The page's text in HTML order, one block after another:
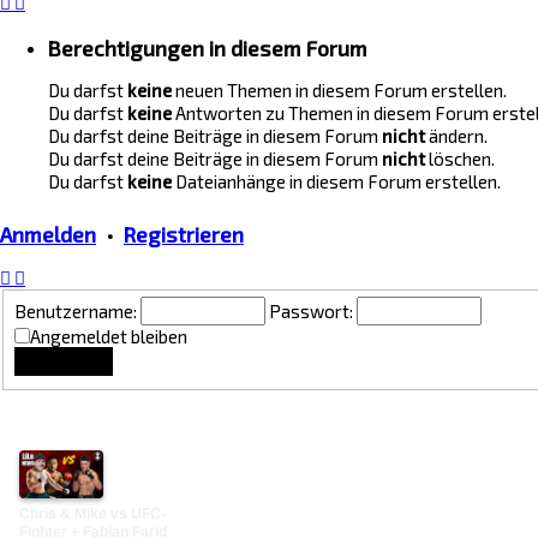
Berechtigungen in diesem Forum
Du darfst keineneuen Themen in diesem Forum erstellen.
Du darfst keineAntworten zu Themen in diesem Forum
Du darfst deine Beiträge in diesem Forum nichtändern.
Du darfst deine Beiträge in diesem Forum nichtlöschen.
Du darfst keine Dateianhänge in diesem Forum erstellen.
Anmelden • Registrieren
Benutzername:
Passwort:
Angemeldet bleiben